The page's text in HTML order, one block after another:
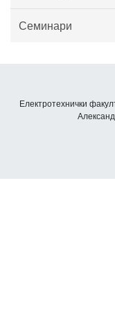
Семинари
Електротехнички